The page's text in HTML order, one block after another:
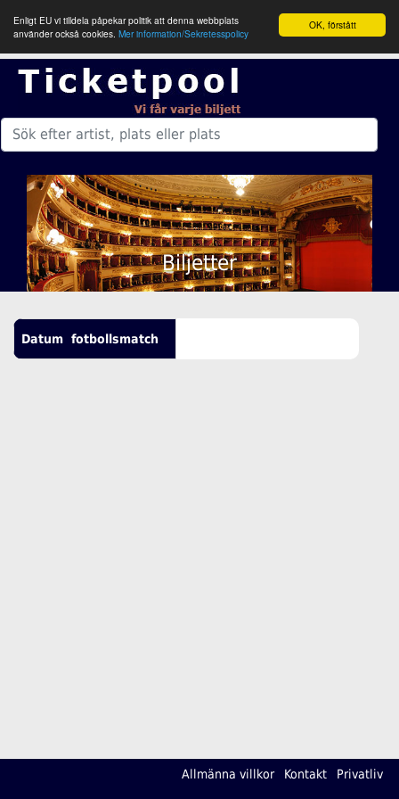
OK, förstått
Enligt EU vi tilldela påpekar politik att denna webbplats
använder också cookies. Mer information/Sekretesspolicy
Biljetter
Datum fotbollsmatch
Allmänna villkor Kontakt Privatliv